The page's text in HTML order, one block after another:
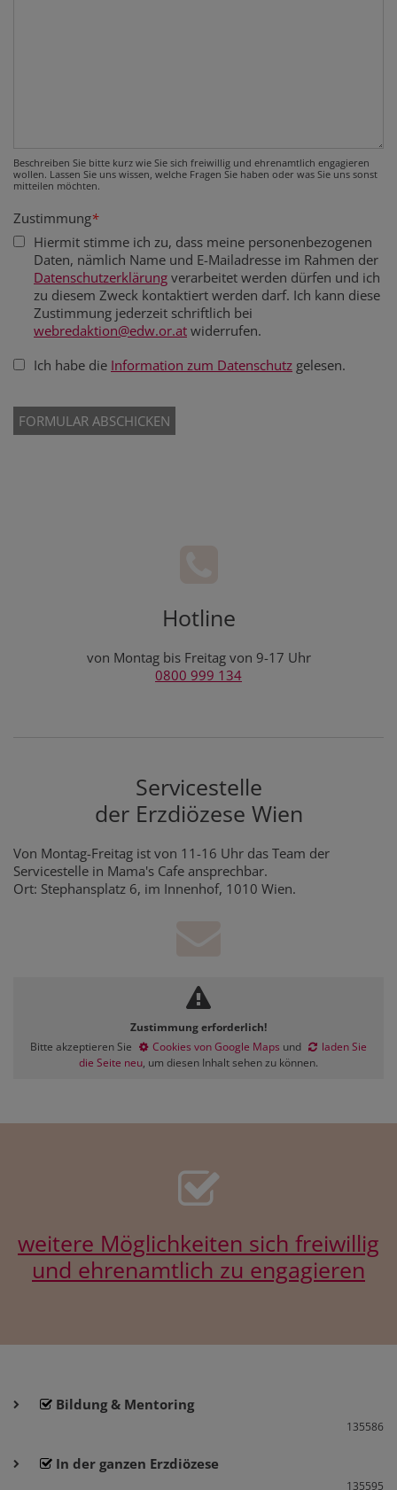
Beschreiben Sie bitte kurz wie Sie sich freiwillig und ehrenamtlich engagieren
wollen. Lassen Sie uns wissen, welche Fragen Sie haben oder was Sie uns sonst
mitteilen möchten.
Zustimmung*
Hiermit stimme ich zu, dass meine personenbezogenen
Daten, nämlich Name und E-Mailadresse im Rahmen der
Datenschutzerklärung verarbeitet werden dürfen und ich
zu diesem Zweck kontaktiert werden darf. Ich kann diese
Zustimmung jederzeit schriftlich bei
webredaktion@edw.or.at widerrufen.
Ich habe die Information zum Datenschutz gelesen.
Hotline
von Montag bis Freitag von 9-17 Uhr
0800 999 134
Servicestelle
der Erzdiözese Wien
Von Montag-Freitag ist von 11-16 Uhr das Team der
Servicestelle in Mama's Cafe ansprechbar.
Ort: Stephansplatz 6, im Innenhof, 1010 Wien.
Zustimmung erforderlich!
Bitte akzeptieren Sie
Cookies von Google Maps und
laden Sie
die Seite neu, um diesen Inhalt sehen zu können.
weitere Möglichkeiten sich freiwillig
und ehrenamtlich zu engagieren
Bildung & Mentoring
135586
In der ganzen Erzdiözese
135595